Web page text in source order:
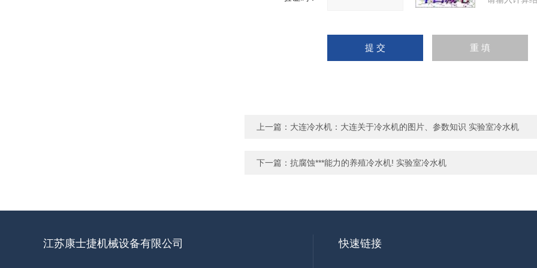
上一篇： 大连冷水机：大连关于冷水机的图片、参数知识 实验室冷水机
下一篇： 抗腐蚀***能力的养殖冷水机! 实验室冷水机
江苏康士捷机械设备有限公司 快速链接